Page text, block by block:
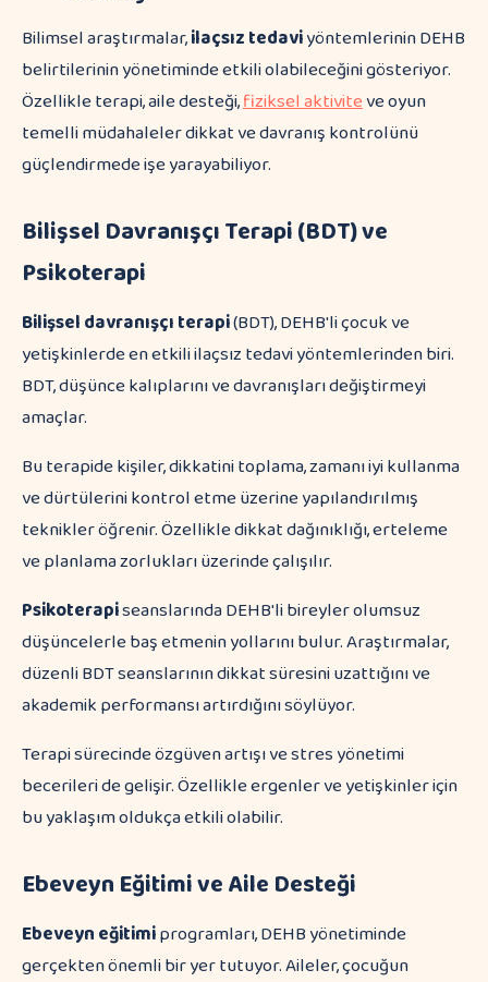
Bilimsel araştırmalar,ilaçsız tedaviyöntemlerinin DEHB
belirtilerinin yönetiminde etkili olabileceğini gösteriyor.
Özellikle terapi, aile desteği,fiziksel aktiviteve oyun
temelli müdahaleler dikkat ve davranış kontrolünü
güçlendirmede işe yarayabiliyor.
Bilişsel Davranışçı Terapi (BDT) ve
Psikoterapi
Bilişsel davranışçı terapi(BDT), DEHB'li çocuk ve
yetişkinlerde en etkili ilaçsız tedavi yöntemlerinden biri.
BDT, düşünce kalıplarını ve davranışları değiştirmeyi
amaçlar.
Bu terapide kişiler, dikkatini toplama, zamanı iyi kullanma
ve dürtülerini kontrol etme üzerine yapılandırılmış
teknikler öğrenir. Özellikle dikkat dağınıklığı, erteleme
ve planlama zorlukları üzerinde çalışılır.
Psikoterapiseanslarında DEHB'li bireyler olumsuz
düşüncelerle baş etmenin yollarını bulur. Araştırmalar,
düzenli BDT seanslarının dikkat süresini uzattığını ve
akademik performansı artırdığını söylüyor.
Terapi sürecinde özgüven artışı ve stres yönetimi
becerileri de gelişir. Özellikle ergenler ve yetişkinler için
bu yaklaşım oldukça etkili olabilir.
Ebeveyn Eğitimi ve Aile Desteği
Ebeveyn eğitimiprogramları, DEHB yönetiminde
gerçekten önemli bir yer tutuyor. Aileler, çocuğun